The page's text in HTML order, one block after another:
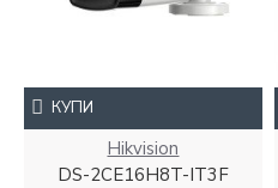
Hikvision
DS-2CE16H8T-IT3F
КУПИ